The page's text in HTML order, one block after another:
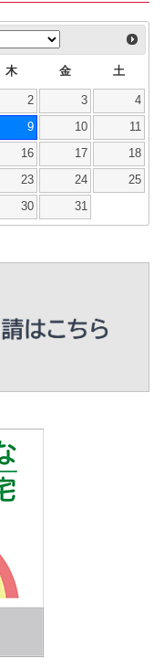
木 金 土
2 3 4
9 10 11
16 17 18
23 24 25
30 31